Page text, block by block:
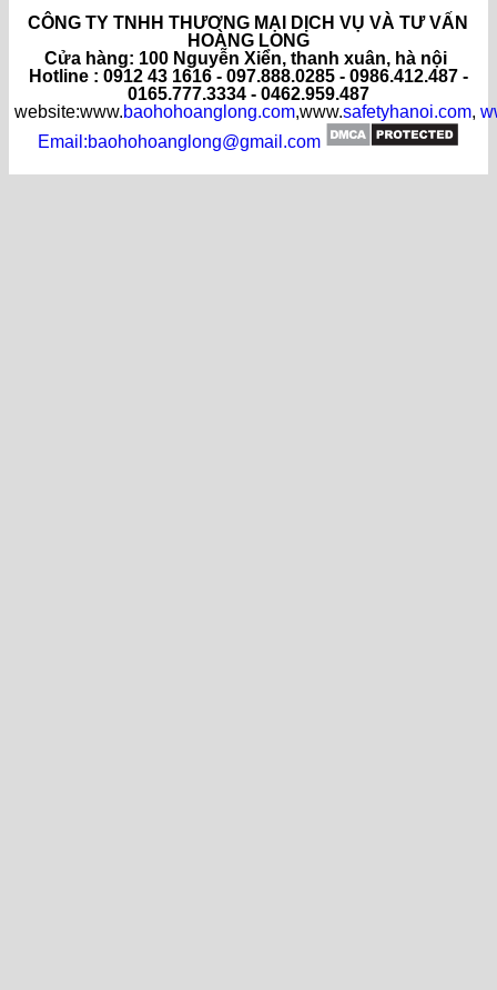
CÔNG TY TNHH THƯƠNG MẠI DỊCH VỤ VÀ TƯ VẤN
HOÀNG LONG
Cửa hàng: 100 Nguyễn Xiển, thanh xuân, hà nội
Hotline : 0912 43 1616 - 097.888.0285 - 0986.412.487 -
0165.777.3334 - 0462.959.487
website:www.baohohoanglong.com,www.safetyhanoi.com,
Email:baohohoanglong@gmail.com